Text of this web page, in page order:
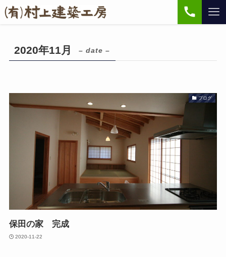
2020年11月 – date –
ブログ
保田の家 完成
2020-11-22